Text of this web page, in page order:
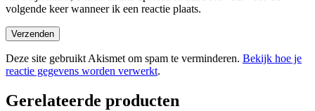
volgende keer wanneer ik een reactie plaats.
Deze site gebruikt Akismet om spam te verminderen. Bekijk hoe je
reactie gegevens worden verwerkt.
Gerelateerde producten